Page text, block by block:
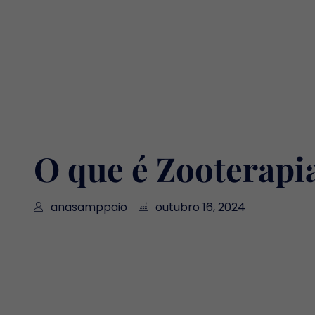
O que é
anasamppaio outubro 16, 2024